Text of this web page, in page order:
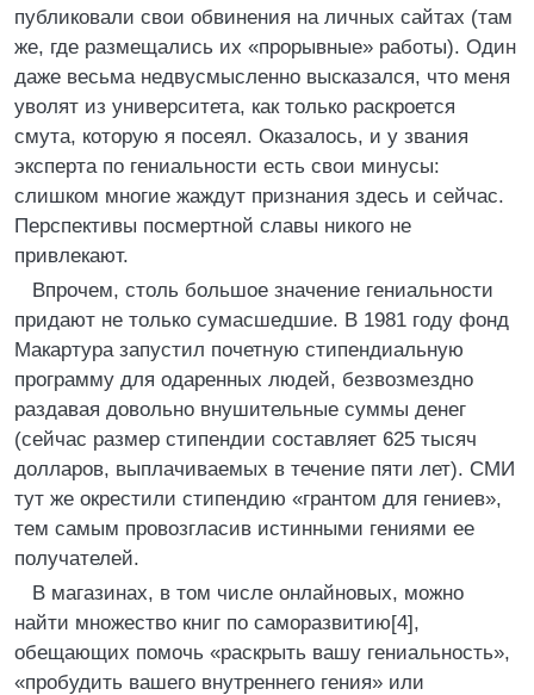
публиковали свои обвинения на личных сайтах (там
же, где размещались их «прорывные» работы). Один
даже весьма недвусмысленно высказался, что меня
уволят из университета, как только раскроется
смута, которую я посеял. Оказалось, и у звания
эксперта по гениальности есть свои минусы:
слишком многие жаждут признания здесь и сейчас.
Перспективы посмертной славы никого не
привлекают.
Впрочем, столь большое значение гениальности
придают не только сумасшедшие. В 1981 году фонд
Макартура запустил почетную стипендиальную
программу для одаренных людей, безвозмездно
раздавая довольно внушительные суммы денег
(сейчас размер стипендии составляет 625 тысяч
долларов, выплачиваемых в течение пяти лет). СМИ
тут же окрестили стипендию «грантом для гениев»,
тем самым провозгласив истинными гениями ее
получателей.
В магазинах, в том числе онлайновых, можно
найти множество книг по саморазвитию[4],
обещающих помочь «раскрыть вашу гениальность»,
«пробудить вашего внутреннего гения» или